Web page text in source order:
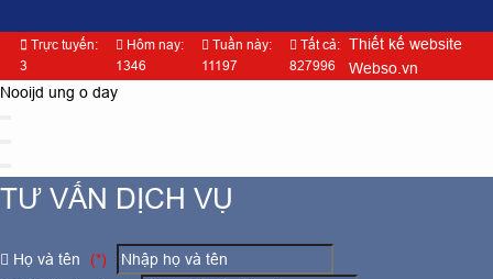
Trực tuyến:
3
Hôm nay:
1346
Tuần này:
11197
Tất cả:
827996
Thiết kế website
Webso.vn
Nooijd ung o day
TƯ VẤN DỊCH VỤ
Họ và tên
(*)